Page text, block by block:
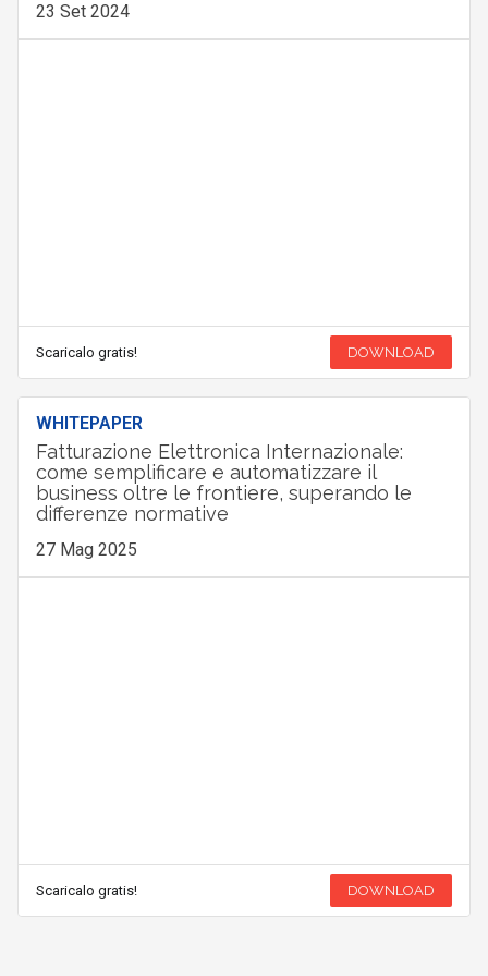
23 Set 2024
Scaricalo gratis! DOWNLOAD
WHITEPAPER
Fatturazione Elettronica Internazionale:
come semplificare e automatizzare il
business oltre le frontiere, superando le
differenze normative
27 Mag 2025
Scaricalo gratis! DOWNLOAD